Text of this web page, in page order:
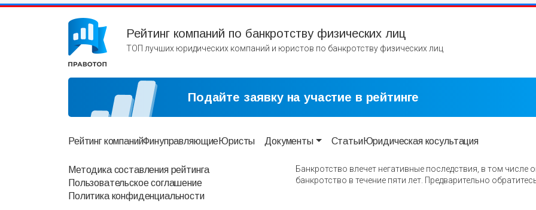
Рейтинг компаний по банкротству физических лиц
ТОП лучших юридических компаний и юристов по банкротству физических лиц
Подайте заявку на участие в рейтинге
Рейтинг компанийФинуправляющиеЮристы Документы СтатьиЮридическая косультация
Методика составления рейтинга
Пользовательское соглашение
Политика конфиденциальности
Банкротство влечет негативные последствия, в том числе
банкротство в течение пяти лет. Предварительно